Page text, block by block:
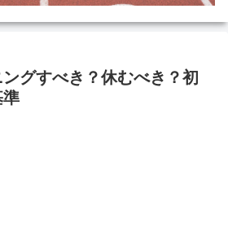
グすべき？休むべき？初
準